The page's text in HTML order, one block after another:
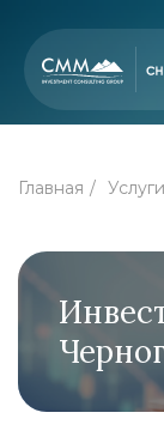
Главная Услуги